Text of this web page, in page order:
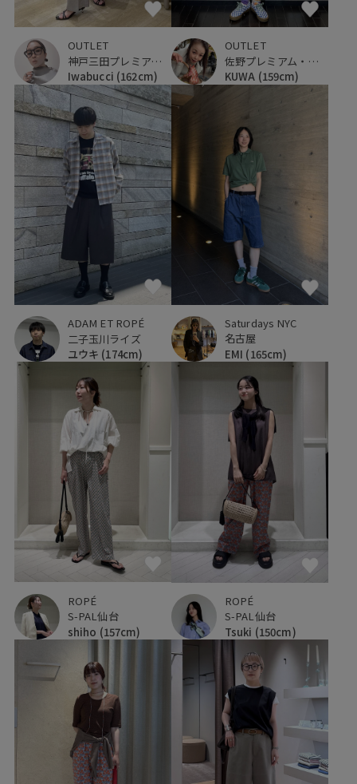
OUTLET
神戸三田プレミアム・アウトレット
Iwabucci (162cm)
OUTLET
佐野プレミアム・アウトレット
KUWA (159cm)
ADAM ET ROPÉ
二子玉川ライズ
ユウキ (174cm)
Saturdays NYC
名古屋
EMI (165cm)
ROPÉ
S-PAL仙台
shiho (157cm)
ROPÉ
S-PAL仙台
Tsuki (150cm)